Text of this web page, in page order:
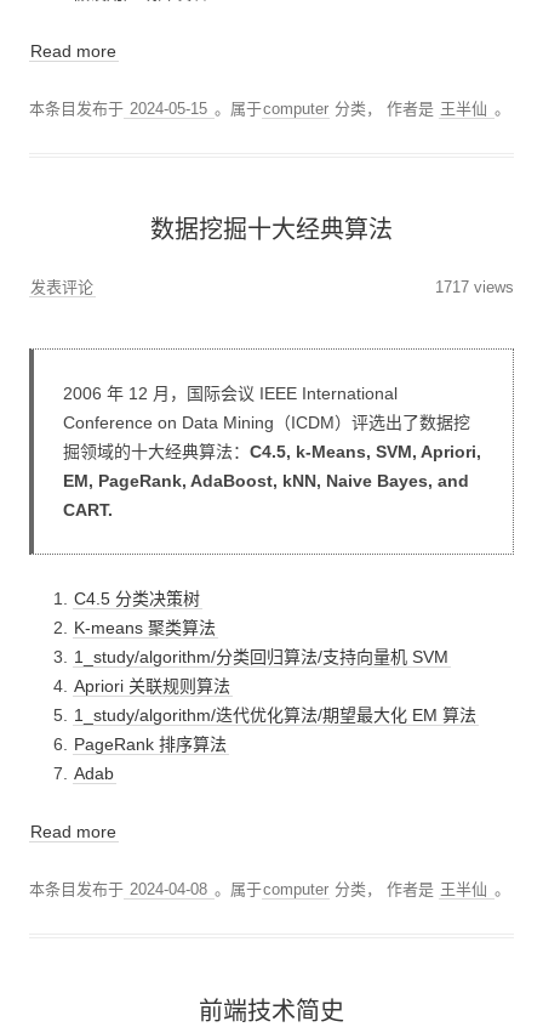
Read more
本条目发布于 2024-05-15 。属于computer 分类，作者是 王半仙 。
数据挖掘十大经典算法
发表评论 1717 views
2006 年 12 月，国际会议 IEEE International
Conference on Data Mining（ICDM）评选出了数据挖
掘领域的十大经典算法： C4.5, k-Means, SVM, Apriori,
EM, PageRank, AdaBoost, kNN, Naive Bayes, and
CART.
C4.5 分类决策树
K-means 聚类算法
1_study/algorithm/分类回归算法/支持向量机 SVM
Apriori 关联规则算法
1_study/algorithm/迭代优化算法/期望最大化 EM 算法
PageRank 排序算法
Adab
Read more
本条目发布于 2024-04-08 。属于computer 分类，作者是 王半仙 。
前端技术简史